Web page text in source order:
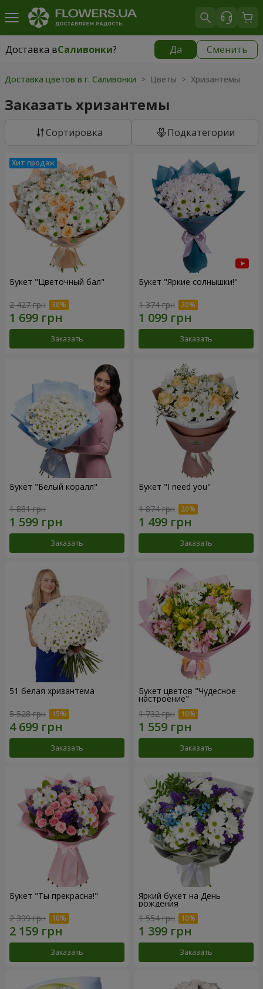
Доставка вСаливонки? Да Сменить
Доставка вСаливонки|
Доставка цветов в г. Саливонки > Цветы > Хризантемы
Заказать хризантемы
Cортировка Подкатегории
Букет "Цветочный бал"
2 427 грн
Заказать
Букет "Яркие солнышки!"
1 374 грн
Заказать
Букет "Белый коралл"
1 881 грн
Заказать
Букет "I need you"
1 874 грн
Заказать
51 белая хризантема
5 528 грн
Заказать
Букет цветов "Чудесное
настроение"
1 732 грн
Заказать
Букет "Ты прекрасна!"
2 399 грн
Заказать
Яркий букет на День
рождения
1 554 грн
Заказать